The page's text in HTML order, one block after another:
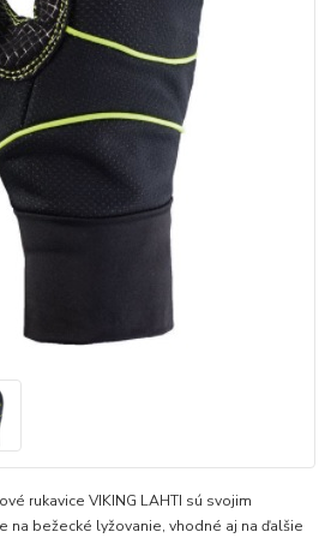
rukavice VIKING LAHTI sú svojim
na bežecké lyžovanie, vhodné aj na ďalšie